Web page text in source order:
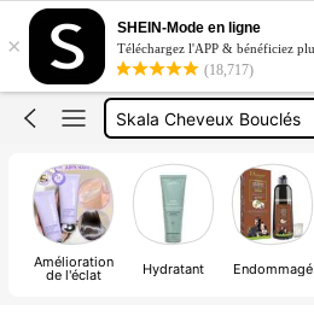
×
SHEIN-Mode en ligne
Téléchargez l'APP & bénéficiez
(18,717)
Olaplex
Skala
Shampooing
Skala Cheveux Bouclés
Olaplex
Skala
Amélioration
de l'éclat Hydratant Endommagé